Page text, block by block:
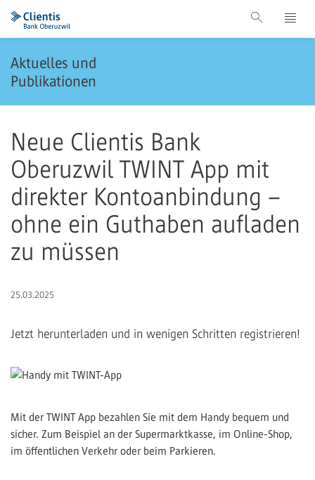
Aktuelles und
Publikationen
Neue Clientis Bank
Oberuzwil TWINT App mit
direkter Kontoanbindung –
ohne ein Guthaben aufladen
zu müssen
25.03.2025
Jetzt herunterladen und in wenigen Schritten registrieren!
Mit der TWINT App bezahlen Sie mit dem Handy bequem und
sicher. Zum Beispiel an der Supermarktkasse, im Online-Shop,
im öffentlichen Verkehr oder beim Parkieren.